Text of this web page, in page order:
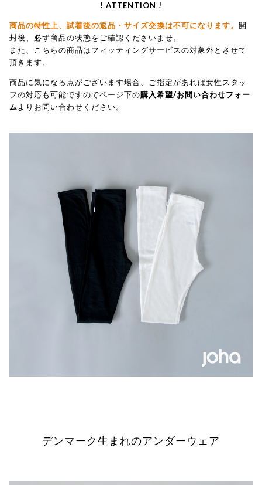
! ATTENTION !
商品の特性上、試着後の返品・サイズ交換は不可になります。 開
封後、必ず商品の状態をご確認くださいませ。
また、こちらの商品はフィッティングサービスの対象外とさせて
頂きます。
商品に気になる点がございます場合、ご指定があれば女性スタッ
フの対応も可能ですのでページ下の購入希望/お問い合わせフォー
ムよりお問い合わせください。
デンマーク生まれのアンダーウェア